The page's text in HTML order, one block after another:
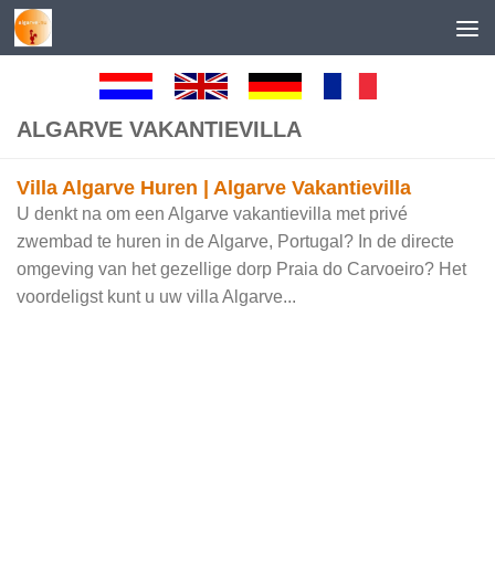
Skip to content
ALGARVE VAKANTIEVILLA
Villa Algarve Huren | Algarve Vakantievilla
U denkt na om een Algarve vakantievilla met privé
zwembad te huren in de Algarve, Portugal? In de directe
omgeving van het gezellige dorp Praia do Carvoeiro? Het
voordeligst kunt u uw villa Algarve...